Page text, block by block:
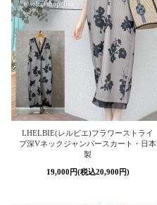
LHELBIE(レルビエ)フラワーストライ
プ深Vネックジャンパースカート・日本
製
19,000円(税込20,900円)